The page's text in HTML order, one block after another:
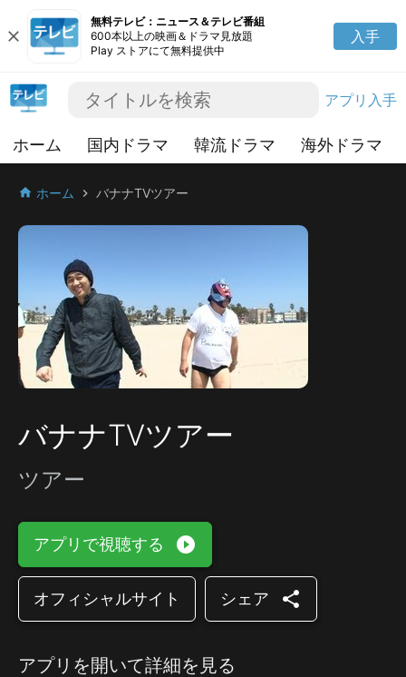
close
無料テレビ：ニュース＆テレビ番組
600本以上の映画＆ドラマ見放題
Play ストアにて無料提供中
入手
アプリ入手
ホーム 国内ドラマ 韓流ドラマ 海外ドラマ
home ホーム chevron_right バナナTVツアー
バナナTVツアー
ツアー
アプリで視聴する play_circle_filled
オフィシャルサイト シェア share
アプリを開いて詳細を見る